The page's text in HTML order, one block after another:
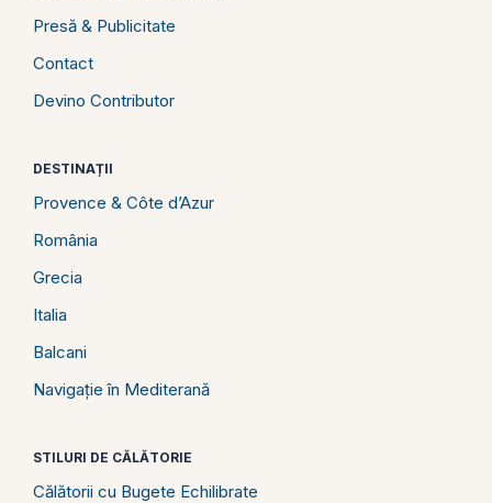
Presă & Publicitate
Contact
Devino Contributor
DESTINAȚII
Provence & Côte d’Azur
România
Grecia
Italia
Balcani
Navigație în Mediterană
STILURI DE CĂLĂTORIE
Călătorii cu Bugete Echilibrate